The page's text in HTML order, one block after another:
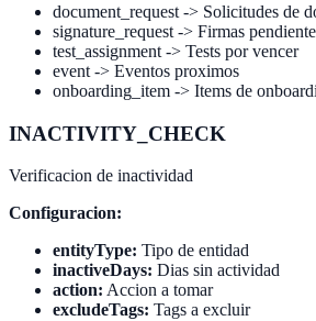
document_request -> Solicitudes de
signature_request -> Firmas
test_assignment -> Tests por vencer
event -> Eventos proximos
onboarding_item -> Items de
INACTIVITY_CHECK
Verificacion de inactividad
Configuracion:
entityType: Tipo de entidad
inactiveDays: Dias sin actividad
action: Accion a tomar
excludeTags: Tags a excluir